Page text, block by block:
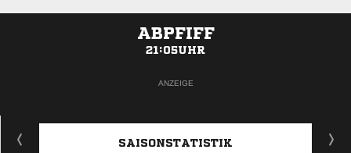
ABPFIFF
21:05UHR
ANZEIGE
SAISONSTATISTIK